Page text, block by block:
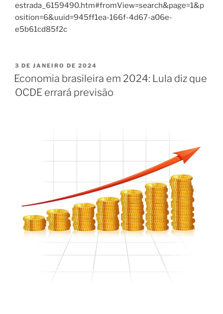
estrada_6159490.htm#fromView=search&page=1&p
osition=6&uuid=945ff1ea-166f-4d67-a06e-
e5b61cd85f2c
PUBLICADO
EM
3 DE JANEIRO DE 2024
Economia brasileira em 2024: Lula diz que
OCDE errará previsão